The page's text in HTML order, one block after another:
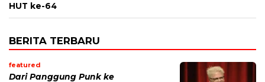
HUT ke-64
BERITA TERBARU
featured
Dari Panggung Punk ke